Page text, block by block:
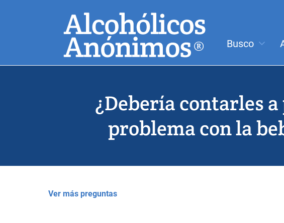
Buscar
Búsquedas habituales:
Mega
Busco
¿Debería contarles
problema con la
Ver más preguntas